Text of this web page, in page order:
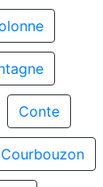
Conte
Courbouzon